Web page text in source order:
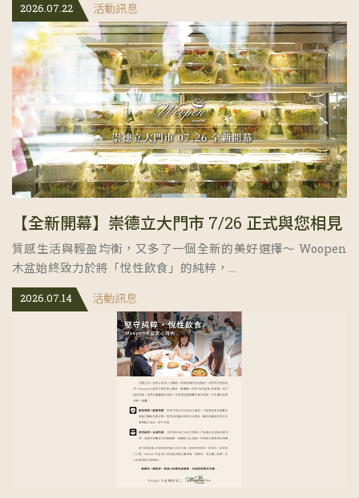
2026.07.22 活動訊息
【全新開幕】崇德立大門市 7/26 正式與您相見
質感生活與輕盈均衡，又多了一個全新的美好選擇～ Woopen
木盆始終致力於將「悅性飲食」的純粹，...
2026.07.14 活動訊息